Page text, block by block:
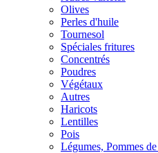
Olives
Perles d'huile
Tournesol
Spéciales fritures
Concentrés
Poudres
Végétaux
Autres
Haricots
Lentilles
Pois
Légumes, Pommes